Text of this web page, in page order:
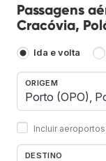
Passagens
Cracóvia,
Ida e volta
ORIGEM
Incluir
DESTINO